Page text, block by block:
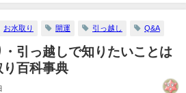
お水取り 開運 引っ越し Q&A
引っ越しで知りたいことは
百科事典